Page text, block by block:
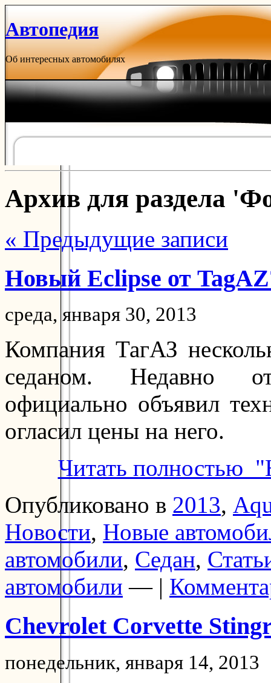
Автопедия
Об интересных автомобилях
Архив для раздела
« Предыдущие записи
Новый Eclipse от
среда, января 30, 2013
Компания ТагАЗ
седаном. Недавно
официально объявил
огласил цены на него.
Читать полностью
Опубликовано в 2013,
Новости, Новые
автомобили, Седан,
автомобили — |
Chevrolet Corvette
понедельник, января 14, 2013